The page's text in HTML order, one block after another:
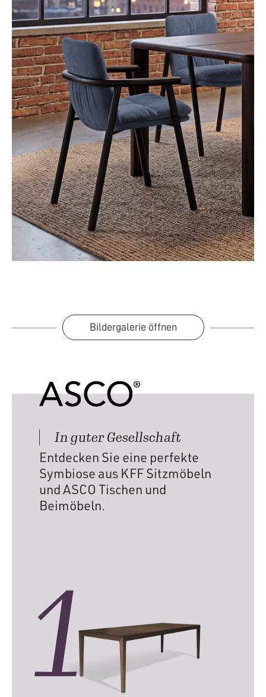
Bildergalerie öffnen
In guter Gesellschaft
Entdecken Sie eine perfekte
Symbiose aus KFF Sitzmöbeln
und ASCO Tischen und
Beimöbeln.
1